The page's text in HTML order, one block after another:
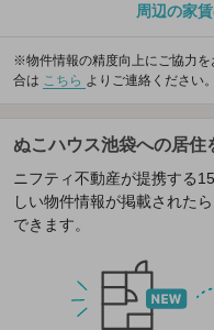
周辺の家
※物件情報の精度向上にご協力
合は こちら よりご連絡ください。
ぬこハウス池袋への居住
ニフティ不動産が提携する
しい物件情報が掲載された
できます。